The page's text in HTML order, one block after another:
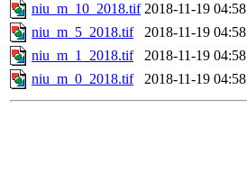
niu_m_10_2018.tif 2018-11-19 04:58
niu_m_5_2018.tif
2018-11-19 04:58
niu_m_1_2018.tif
2018-11-19 04:58
niu_m_0_2018.tif
2018-11-19 04:58